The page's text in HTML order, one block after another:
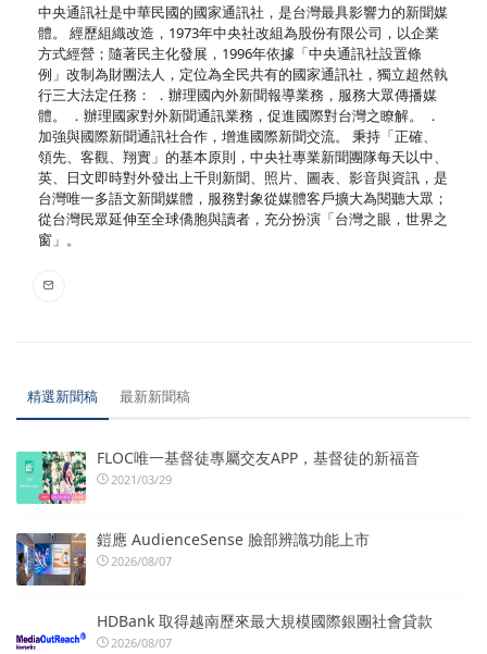
中央通訊社是中華民國的國家通訊社，是台灣最具影響力的新聞媒
體。 經歷組織改造，1973年中央社改組為股份有限公司，以企業
方式經營；隨著民主化發展，1996年依據「中央通訊社設置條
例」改制為財團法人，定位為全民共有的國家通訊社，獨立超然執
行三大法定任務： ．辦理國內外新聞報導業務，服務大眾傳播媒
體。 ．辦理國家對外新聞通訊業務，促進國際對台灣之瞭解。 ．
加強與國際新聞通訊社合作，增進國際新聞交流。 秉持「正確、
領先、客觀、翔實」的基本原則，中央社專業新聞團隊每天以中、
英、日文即時對外發出上千則新聞、照片、圖表、影音與資訊，是
台灣唯一多語文新聞媒體，服務對象從媒體客戶擴大為閱聽大眾；
從台灣民眾延伸至全球僑胞與讀者，充分扮演「台灣之眼，世界之
窗」。
精選新聞稿 最新新聞稿
FLOC唯一基督徒專屬交友APP，基督徒的新福音
2021/03/29
鎧應 AudienceSense 臉部辨識功能上市
2026/08/07
HDBank 取得越南歷來最大規模國際銀團社會貸款
2026/08/07